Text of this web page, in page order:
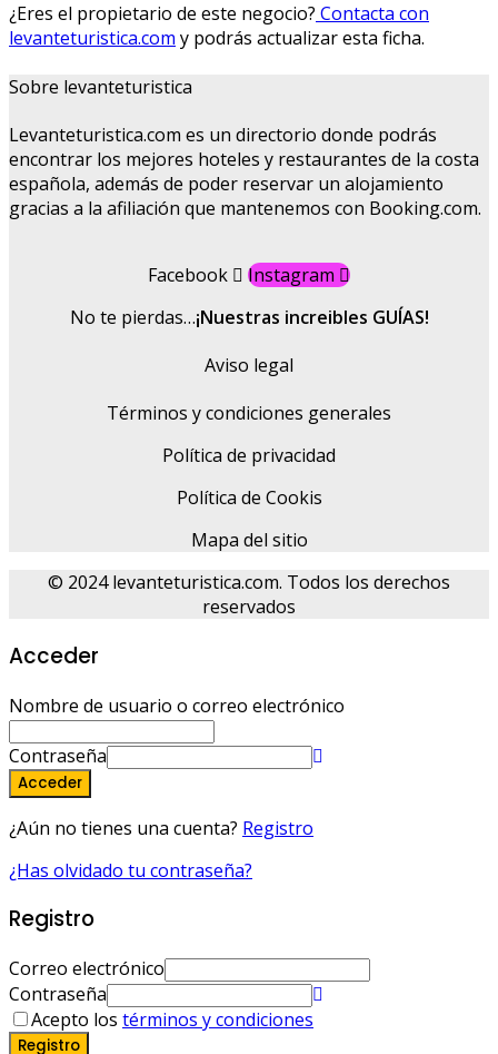
¿Eres el propietario de este negocio? Contacta con
levanteturistica.com y podrás actualizar esta ficha.
Sobre levanteturistica
Levanteturistica.com es un directorio donde podrás
encontrar los mejores hoteles y restaurantes de la costa
española, además de poder reservar un alojamiento
gracias a la afiliación que mantenemos con Booking.com.
Facebook
Instagram
No te pierdas…¡Nuestras increibles GUÍAS!
Aviso legal
Términos y condiciones generales
Política de privacidad
Política de Cookis
Mapa del sitio
© 2024 levanteturistica.com. Todos los derechos
reservados
Acceder
Nombre de usuario o correo electrónico
Contraseña
Acceder
¿Aún no tienes una cuenta? Registro
¿Has olvidado tu contraseña?
Registro
Correo electrónico
Contraseña
Acepto los términos y condiciones
Registro